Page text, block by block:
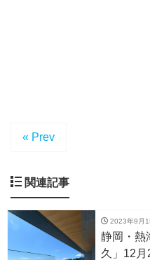
« Prev
関連記事
2023年9月
静岡・熱
久」12